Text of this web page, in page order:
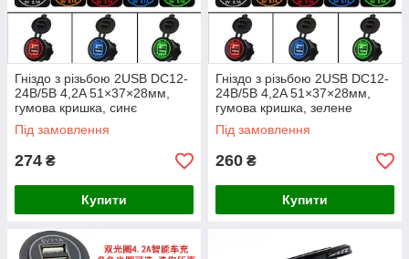
Гніздо з різьбою 2USB DC12-
24В/5В 4,2A 51×37×28мм,
гумова кришка, синє
підсвічування по колу
Під замовлення
274 ₴
Купити
Гніздо з різьбою 2USB DC12-
24В/5В 4,2A 51×37×28мм,
гумова кришка, зелене
підсвічування по колу
Під замовлення
260 ₴
Купити